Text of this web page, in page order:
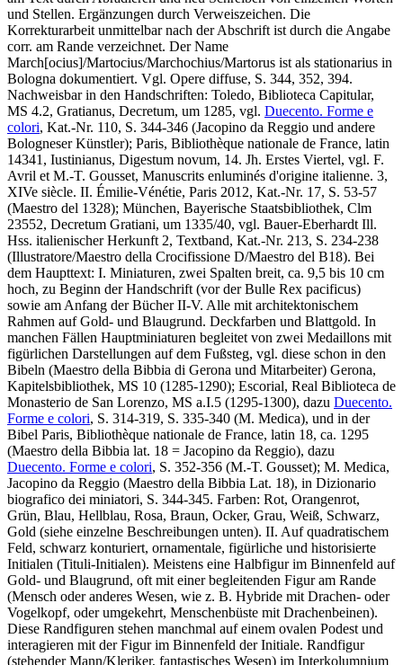
und Stellen. Ergänzungen durch Verweiszeichen. Die
Korrekturarbeit unmittelbar nach der Abschrift ist durch die Angabe
corr. am Rande verzeichnet. Der Name
March[ocius]/Martocius/Marchochius/Martorus ist als stationarius in
Bologna dokumentiert. Vgl. Opere diffuse, S. 344, 352, 394.
Nachweisbar in den Handschriften: Toledo, Biblioteca Capitular,
MS 4.2, Gratianus, Decretum, um 1285, vgl. Duecento. Forme e
colori, Kat.-Nr. 110, S. 344-346 (Jacopino da Reggio und andere
Bologneser Künstler); Paris, Bibliothèque nationale de France, latin
14341, Iustinianus, Digestum novum, 14. Jh. Erstes Viertel, vgl. F.
Avril et M.-T. Gousset, Manuscrits enluminés d'origine italienne. 3,
XIVe siècle. II. Émilie-Vénétie, Paris 2012, Kat.-Nr. 17, S. 53-57
(Maestro del 1328); München, Bayerische Staatsbibliothek, Clm
23552, Decretum Gratiani, um 1335/40, vgl. Bauer-Eberhardt Ill.
Hss. italienischer Herkunft 2, Textband, Kat.-Nr. 213, S. 234-238
(Illustratore/Maestro della Crocifissione D/Maestro del B18). Bei
dem Haupttext: I. Miniaturen, zwei Spalten breit, ca. 9,5 bis 10 cm
hoch, zu Beginn der Handschrift (vor der Bulle Rex pacificus)
sowie am Anfang der Bücher II-V. Alle mit architektonischem
Rahmen auf Gold- und Blaugrund. Deckfarben und Blattgold. In
manchen Fällen Hauptminiaturen begleitet von zwei Medaillons mit
figürlichen Darstellungen auf dem Fußsteg, vgl. diese schon in den
Bibeln (Maestro della Bibbia di Gerona und Mitarbeiter) Gerona,
Kapitelsbibliothek, MS 10 (1285-1290); Escorial, Real Biblioteca de
Monasterio de San Lorenzo, MS a.I.5 (1295-1300), dazu Duecento.
Forme e colori, S. 314-319, S. 335-340 (M. Medica), und in der
Bibel Paris, Bibliothèque nationale de France, latin 18, ca. 1295
(Maestro della Bibbia lat. 18 = Jacopino da Reggio), dazu
Duecento. Forme e colori, S. 352-356 (M.-T. Gousset); M. Medica,
Jacopino da Reggio (Maestro della Bibbia Lat. 18), in Dizionario
biografico dei miniatori, S. 344-345. Farben: Rot, Orangenrot,
Grün, Blau, Hellblau, Rosa, Braun, Ocker, Grau, Weiß, Schwarz,
Gold (siehe einzelne Beschreibungen unten). II. Auf quadratischem
Feld, schwarz konturiert, ornamentale, figürliche und historisierte
Initialen (Tituli-Initialen). Meistens eine Halbfigur im Binnenfeld auf
Gold- und Blaugrund, oft mit einer begleitenden Figur am Rande
(Mensch oder anderes Wesen, wie z. B. Hybride mit Drachen- oder
Vogelkopf, oder umgekehrt, Menschenbüste mit Drachenbeinen).
Diese Randfiguren stehen manchmal auf einem ovalen Podest und
interagieren mit der Figur im Binnenfeld der Initiale. Randfigur
(stehender Mann/Kleriker, fantastisches Wesen) im Interkolumnium